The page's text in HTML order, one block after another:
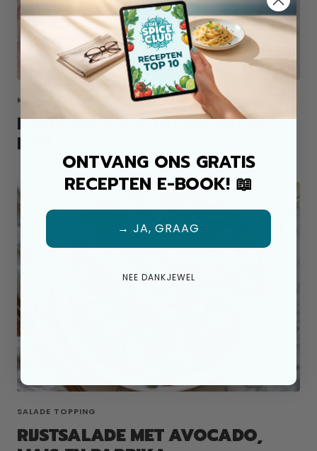
KIP ALLROUND MIX
KROKANTE KIP TACO'S UIT DE
PAN
SALADE TOPPING
RIJSTSALADE MET AVOCADO,
ONTVANG ONS GRATIS
RECEPTEN E-BOOK! 📖
→ JA, GRAAG
NEE DANKJEWEL